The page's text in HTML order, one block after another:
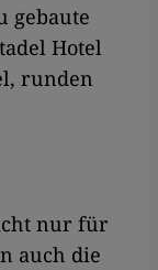
gebaute
Hotel
runden
nur für
auch die